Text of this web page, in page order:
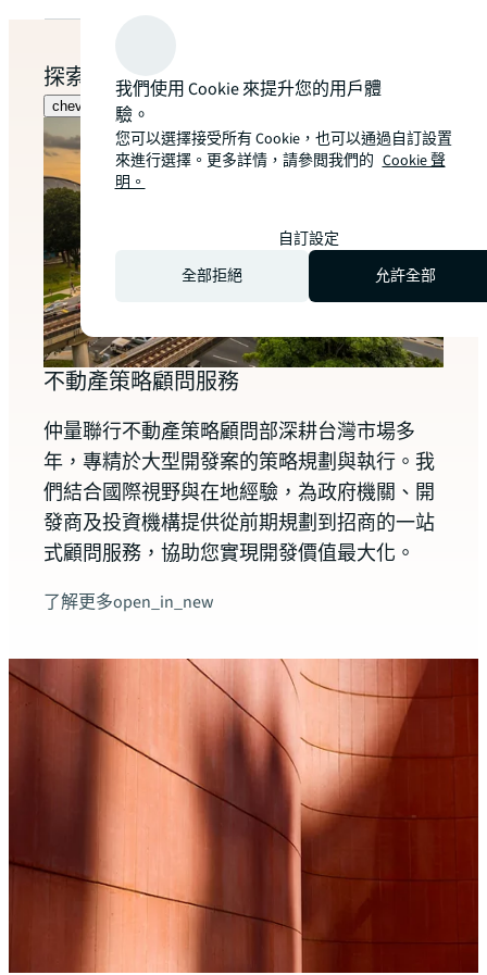
探索更多
chevron_left
不動產策略顧問服務
仲量聯行不動產策略顧問部深耕台灣市場多
年，專精於大型開發案的策略規劃與執行。我
們結合國際視野與在地經驗，為政府機關、開
發商及投資機構提供從前期規劃到招商的一站
式顧問服務，協助您實現開發價值最大化。
了解更多open_in_new
我們使用 Cookie 來提升您的用戶體
驗。
您可以選擇接受所有 Cookie，也可以通過自訂設置
來進行選擇。更多詳情，請參閲我們的 Cookie 聲
明。
自訂設定
全部拒絕
允許全部